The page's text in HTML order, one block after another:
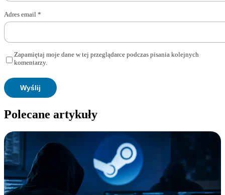
Adres email *
Zapamiętaj moje dane w tej przeglądarce podczas pisania kolejnych
komentarzy.
Polecane artykuły